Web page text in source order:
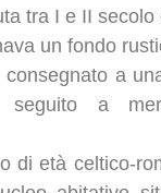
tra I e II secolo
un fondo
a
seguito a
di età celtico-